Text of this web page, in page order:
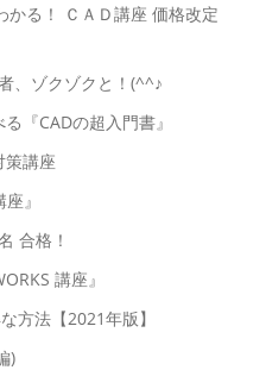
かる！ ＣＡＤ講座 価格改定
、ゾクゾクと！(^^♪
『CADの超入門書』
策講座
』
合格！
講座』
方法【2021年版】
)